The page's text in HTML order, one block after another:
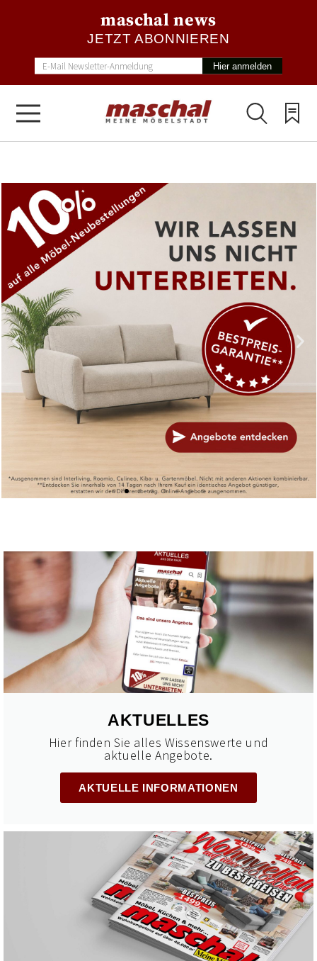
maschal news
JETZT ABONNIEREN
Hier anmelden
AKTUELLES
Hier finden Sie alles Wissenswerte und
aktuelle Angebote.
AKTUELLE INFORMATIONEN